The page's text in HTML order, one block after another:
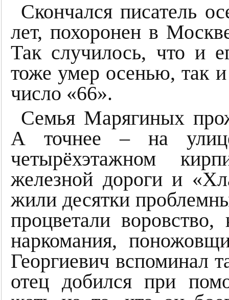
Скончался писатель
лет, похоронен в
Так случилось, что и
тоже умер осенью, так и
число «66».
Семья Марягиных
А точнее – на
четырёхэтажном
железной дороги и
жили десятки
процветали
наркомания,
Георгиевич вспоминал
отец добился при